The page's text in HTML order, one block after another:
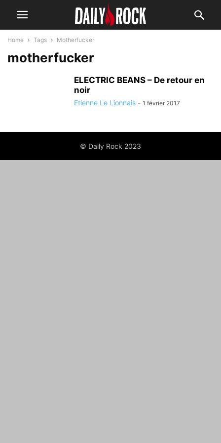
Home Tags Motherfucker
motherfucker
ELECTRIC BEANS – De retour en
noir
Etienne Le Lionnais - 1 février 2017
© Daily Rock 2023